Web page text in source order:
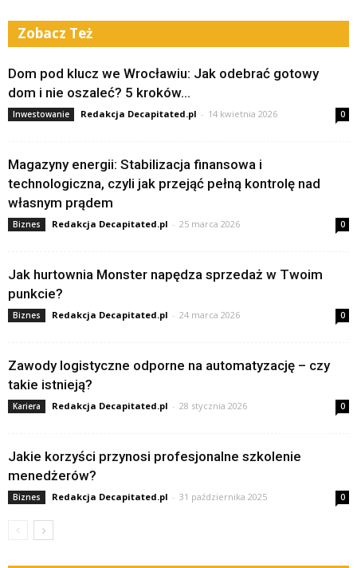
Zobacz Też
Dom pod klucz we Wrocławiu: Jak odebrać gotowy
dom i nie oszaleć? 5 kroków...
Inwestowanie Redakcja Decapitated.pl - 14 kwietnia 2026 0
Magazyny energii: Stabilizacja finansowa i
technologiczna, czyli jak przejąć pełną kontrolę nad
własnym prądem
Biznes Redakcja Decapitated.pl - 25 marca 2026 0
Jak hurtownia Monster napędza sprzedaż w Twoim
punkcie?
Biznes Redakcja Decapitated.pl - 24 marca 2026 0
Zawody logistyczne odporne na automatyzację – czy
takie istnieją?
Kariera Redakcja Decapitated.pl - 28 stycznia 2026 0
Jakie korzyści przynosi profesjonalne szkolenie
menedżerów?
Biznes Redakcja Decapitated.pl - 31 października 2025 0